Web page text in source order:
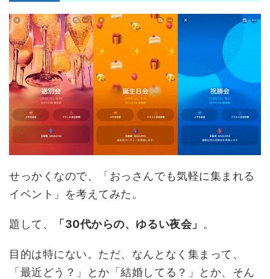
せっかくなので、「おっさんでも気軽に集まれる
イベント」を考えてみた。
題して、 「30代からの、ゆるい夜会」 。
目的は特にない。ただ、なんとなく集まって、
「最近どう？」とか「結婚してる？」とか、そん